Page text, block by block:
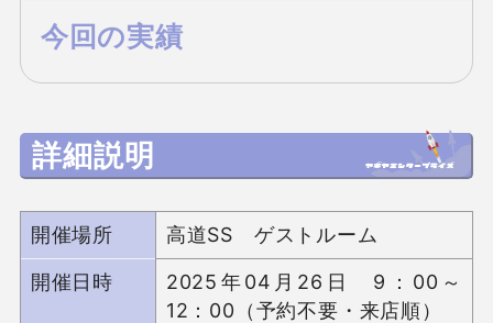
今回の実績
詳細説明
開催場所 高道SS ゲストルーム
開催日時
2025年04月26日 9：00～
12：00（予約不要・来店順）